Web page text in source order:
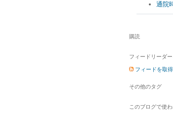
通院
購読
フィードリーダ
フィードを取得
その他のタグ
このブログで使